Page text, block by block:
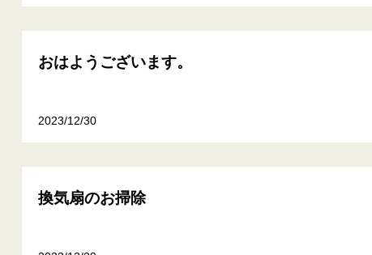
おはようございます。
2023/12/30
換気扇のお掃除